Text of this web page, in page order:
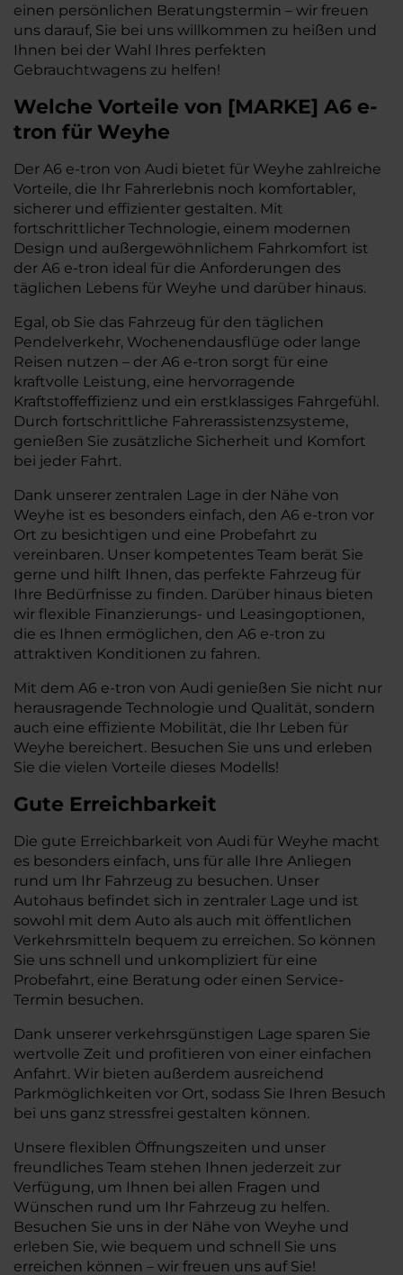
einen persönlichen Beratungstermin – wir freuen
uns darauf, Sie bei uns willkommen zu heißen und
Ihnen bei der Wahl Ihres perfekten
Gebrauchtwagens zu helfen!
Welche Vorteile von [MARKE] A6 e-
tron für Weyhe
Der A6 e-tron von Audi bietet für Weyhe zahlreiche
Vorteile, die Ihr Fahrerlebnis noch komfortabler,
sicherer und effizienter gestalten. Mit
fortschrittlicher Technologie, einem modernen
Design und außergewöhnlichem Fahrkomfort ist
der A6 e-tron ideal für die Anforderungen des
täglichen Lebens für Weyhe und darüber hinaus.
Egal, ob Sie das Fahrzeug für den täglichen
Pendelverkehr, Wochenendausflüge oder lange
Reisen nutzen – der A6 e-tron sorgt für eine
kraftvolle Leistung, eine hervorragende
Kraftstoffeffizienz und ein erstklassiges Fahrgefühl.
Durch fortschrittliche Fahrerassistenzsysteme,
genießen Sie zusätzliche Sicherheit und Komfort
bei jeder Fahrt.
Dank unserer zentralen Lage in der Nähe von
Weyhe ist es besonders einfach, den A6 e-tron vor
Ort zu besichtigen und eine Probefahrt zu
vereinbaren. Unser kompetentes Team berät Sie
gerne und hilft Ihnen, das perfekte Fahrzeug für
Ihre Bedürfnisse zu finden. Darüber hinaus bieten
wir flexible Finanzierungs- und Leasingoptionen,
die es Ihnen ermöglichen, den A6 e-tron zu
attraktiven Konditionen zu fahren.
Mit dem A6 e-tron von Audi genießen Sie nicht nur
herausragende Technologie und Qualität, sondern
auch eine effiziente Mobilität, die Ihr Leben für
Weyhe bereichert. Besuchen Sie uns und erleben
Sie die vielen Vorteile dieses Modells!
Gute Erreichbarkeit
Die gute Erreichbarkeit von Audi für Weyhe macht
es besonders einfach, uns für alle Ihre Anliegen
rund um Ihr Fahrzeug zu besuchen. Unser
Autohaus befindet sich in zentraler Lage und ist
sowohl mit dem Auto als auch mit öffentlichen
Verkehrsmitteln bequem zu erreichen. So können
Sie uns schnell und unkompliziert für eine
Probefahrt, eine Beratung oder einen Service-
Termin besuchen.
Dank unserer verkehrsgünstigen Lage sparen Sie
wertvolle Zeit und profitieren von einer einfachen
Anfahrt. Wir bieten außerdem ausreichend
Parkmöglichkeiten vor Ort, sodass Sie Ihren Besuch
bei uns ganz stressfrei gestalten können.
Unsere flexiblen Öffnungszeiten und unser
freundliches Team stehen Ihnen jederzeit zur
Verfügung, um Ihnen bei allen Fragen und
Wünschen rund um Ihr Fahrzeug zu helfen.
Besuchen Sie uns in der Nähe von Weyhe und
erleben Sie, wie bequem und schnell Sie uns
erreichen können – wir freuen uns auf Sie!